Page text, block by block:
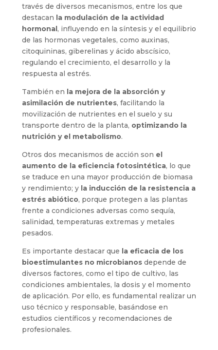
través de diversos mecanismos, entre los que
destacan la modulación de la actividad
hormonal, influyendo en la síntesis y el equilibrio
de las hormonas vegetales, como auxinas,
citoquininas, giberelinas y ácido abscísico,
regulando el crecimiento, el desarrollo y la
respuesta al estrés.
También en la mejora de la absorción y
asimilación de nutrientes, facilitando la
movilización de nutrientes en el suelo y su
transporte dentro de la planta, optimizando la
nutrición y el metabolismo.
Otros dos mecanismos de acción son el
aumento de la eficiencia fotosintética, lo que
se traduce en una mayor producción de biomasa
y rendimiento; y la inducción de la resistencia a
estrés abiótico, porque protegen a las plantas
frente a condiciones adversas como sequía,
salinidad, temperaturas extremas y metales
pesados.
Es importante destacar que la eficacia de los
bioestimulantes no microbianosdepende de
diversos factores, como el tipo de cultivo, las
condiciones ambientales, la dosis y el momento
de aplicación. Por ello, es fundamental realizar un
uso técnico y responsable, basándose en
estudios científicos y recomendaciones de
profesionales.